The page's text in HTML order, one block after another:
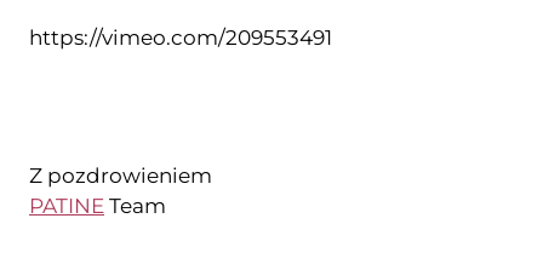
https://vimeo.com/209553491
Z pozdrowieniem
PATINE Team